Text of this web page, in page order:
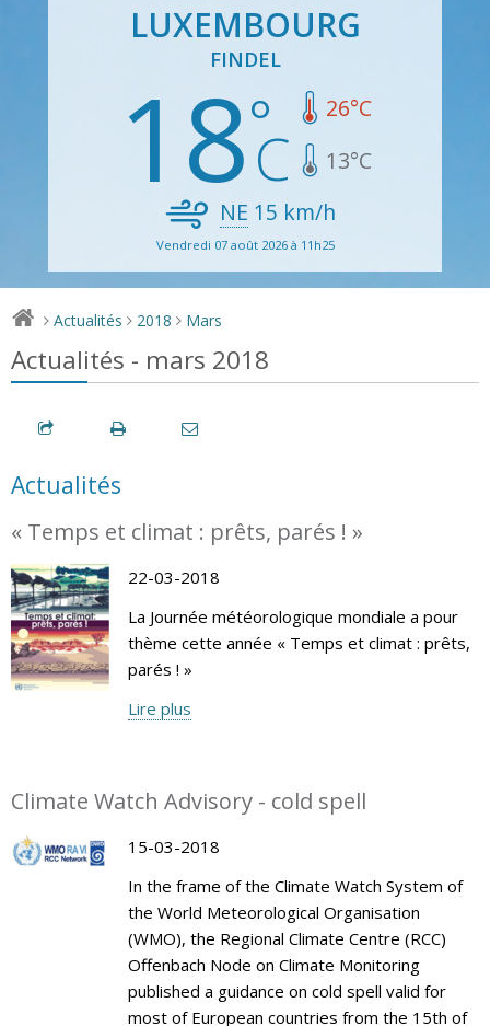
LUXEMBOURG
FINDEL
18 26°C
13°C
NE 15 km/h
Vendredi 07 août 2026 à 11h25
> Actualités > 2018 > Mars
Actualités - mars 2018
Actualités
« Temps et climat : prêts, parés ! »
22-03-2018
La Journée météorologique mondiale a pour
thème cette année « Temps et climat : prêts,
parés ! »
Lire plus
Climate Watch Advisory - cold spell
15-03-2018
In the frame of the Climate Watch System of
the World Meteorological Organisation
(WMO), the Regional Climate Centre (RCC)
Offenbach Node on Climate Monitoring
published a guidance on cold spell valid for
most of European countries from the 15th of